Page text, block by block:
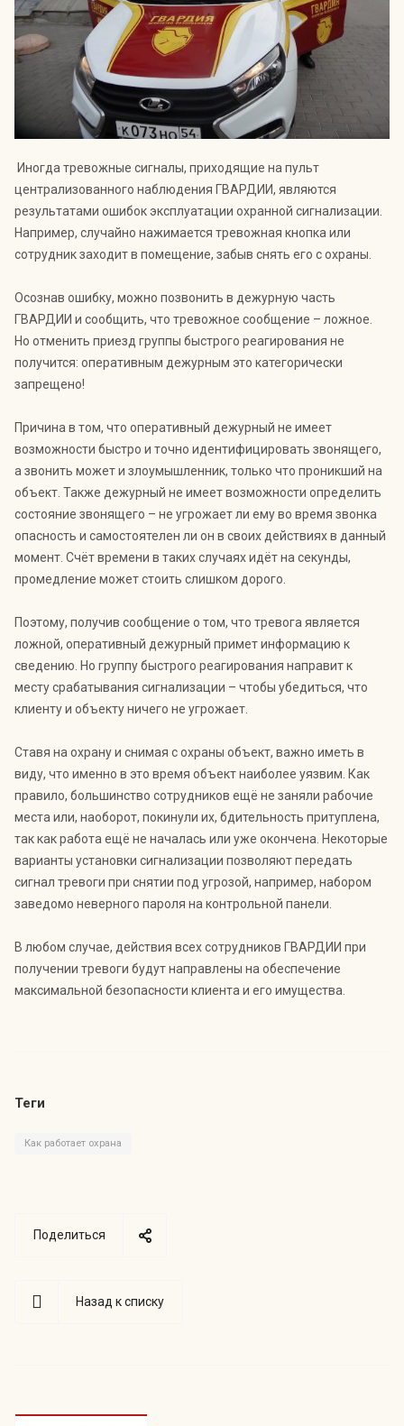
Индекс Безопасности ГВАРДИИ –
открытый проект Агентства Безопасности ГВАРДИЯ для
оценки уровня защищённости жителей города от
криминальных угроз.
Подробнее >>
Иногда тревожные сигналы, приходящие на пульт
централизованного наблюдения ГВАРДИИ, являются
результатами ошибок эксплуатации охранной сигнализации.
Например, случайно нажимается тревожная кнопка или
сотрудник заходит в помещение, забыв снять его с охраны.
Осознав ошибку, можно позвонить в дежурную часть
ГВАРДИИ и сообщить, что тревожное сообщение – ложное.
Но отменить приезд группы быстрого реагирования не
получится: оперативным дежурным это категорически
запрещено!
Причина в том, что оперативный дежурный не имеет
возможности быстро и точно идентифицировать звонящего,
а звонить может и злоумышленник, только что проникший на
объект. Также дежурный не имеет возможности определить
состояние звонящего – не угрожает ли ему во время звонка
опасность и самостоятелен ли он в своих действиях в данный
момент. Счёт времени в таких случаях идёт на секунды,
промедление может стоить слишком дорого.
Поэтому, получив сообщение о том, что тревога является
ложной, оперативный дежурный примет информацию к
сведению. Но группу быстрого реагирования направит к
месту срабатывания сигнализации – чтобы убедиться, что
клиенту и объекту ничего не угрожает.
Ставя на охрану и снимая с охраны объект, важно иметь в
виду, что именно в это время объект наиболее уязвим. Как
правило, большинство сотрудников ещё не заняли рабочие
места или, наоборот, покинули их, бдительность притуплена,
так как работа ещё не началась или уже окончена. Некоторые
варианты установки сигнализации позволяют передать
сигнал тревоги при снятии под угрозой, например, набором
заведомо неверного пароля на контрольной панели.
В любом случае, действия всех сотрудников ГВАРДИИ при
получении тревоги будут направлены на обеспечение
максимальной безопасности клиента и его имущества.
Теги
Как работает охрана
Поделиться
Назад к списку